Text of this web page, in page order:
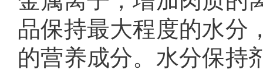
品保持最大程度的水分
的营养成分。水分保持